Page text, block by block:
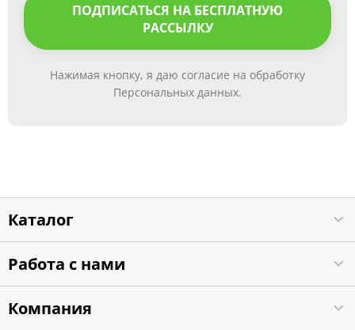
ПОДПИСАТЬСЯ НА БЕСПЛАТНУЮ
РАССЫЛКУ
Нажимая кнопку, я даю согласие на обработку
Персональных данных.
Каталог
Работа с нами
Компания